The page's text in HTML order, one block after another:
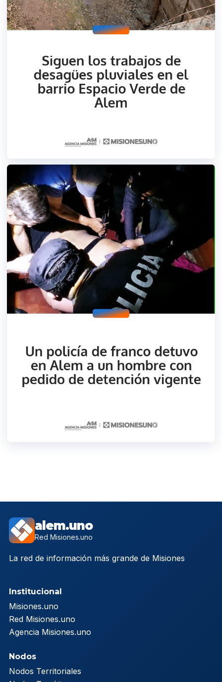
alem.uno
Red Misiones.uno
La red de información más grande de Misiones
Institucional
Misiones.uno
Red Misiones.uno
Agencia Misiones.uno
Nodos
Nodos Territoriales